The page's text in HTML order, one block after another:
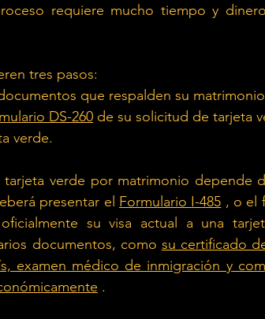
requiere mucho tiempo y
tres pasos:
que respalden su
DS-260 de su solicitud de tarjeta
verde.
verde por matrimonio depende
presentar el Formulario I-485 , o el
su visa actual a una
documentos, como su certificado
examen médico de inmigración y
.